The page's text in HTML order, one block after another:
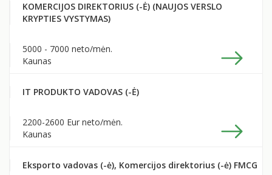
KOMERCIJOS DIREKTORIUS (-Ė) (NAUJOS VERSLO
KRYPTIES VYSTYMAS)
5000 - 7000 neto/mėn.
Kaunas
IT PRODUKTO VADOVAS (-Ė)
2200-2600 Eur neto/mėn.
Kaunas
Eksporto vadovas (-ė), Komercijos direktorius (-ė) FMCG